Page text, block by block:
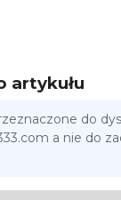
artykułu
do
a nie do